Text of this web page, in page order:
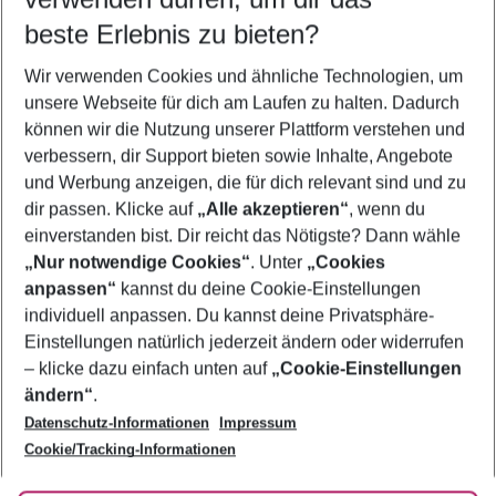
5-8 Nächte
2 Erwachsene Keine Kinder
Mehr Filter anzeigen
Footer
Footer navigation
Über uns
AGB
Bestpreisgarantie
Cookie-Einstellungen ändern
Cookie-Richtlinie
Agenturbetreuung
Barrierefreies Reisen
Folge uns
beste Erlebnis zu bieten?
Wir verwenden Cookies und ähnliche Technologien, um
unsere Webseite für dich am Laufen zu halten. Dadurch
können wir die Nutzung unserer Plattform verstehen und
verbessern, dir Support bieten sowie Inhalte, Angebote
und Werbung anzeigen, die für dich relevant sind und zu
dir passen. Klicke auf „Alle akzeptieren“, wenn du
einverstanden bist. Dir reicht das Nötigste? Dann wähle
„Nur notwendige Cookies“. Unter „Cookies
anpassen“ kannst du deine Cookie-Einstellungen
individuell anpassen. Du kannst deine Privatsphäre-
Einstellungen natürlich jederzeit ändern oder widerrufen
– klicke dazu einfach unten auf „Cookie-Einstellungen
ändern“.
Datenschutz-Informationen
Impressum
Cookie/Tracking-Informationen